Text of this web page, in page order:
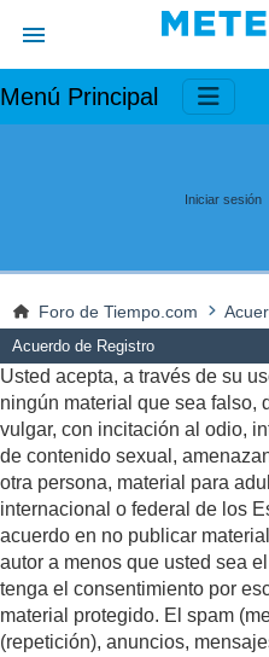
Menú Principal
Iniciar sesión
Foro de Tiempo.com
Acuerdo de Registro
Usted acepta, a través de su
ningún material que sea falso,
vulgar, con incitación al odio,
de contenido sexual,
otra persona, material para
internacional o federal de los
acuerdo en no publicar
autor a menos que usted sea
tenga el consentimiento por
material protegido. El spam
(repetición), anuncios,